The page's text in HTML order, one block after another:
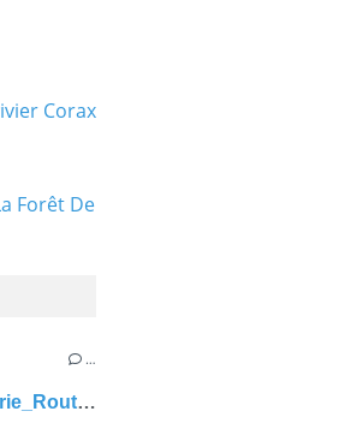
…
carrefour_Route de la Bouverie_Route de Bussa
Corax
Forêt De